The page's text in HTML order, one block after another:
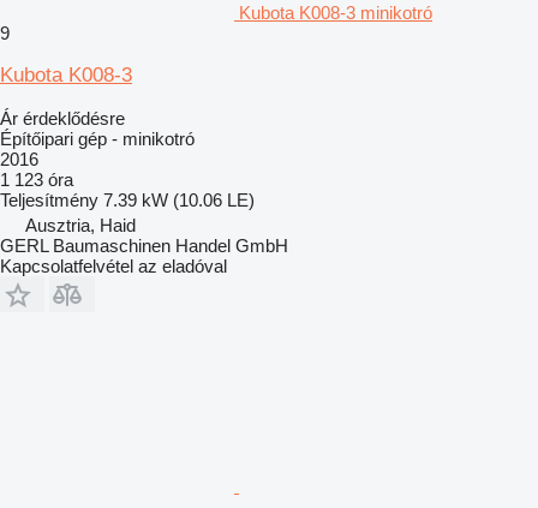
Kubota K008-3 minikotró
9
Kubota K008-3
Ár érdeklődésre
Építőipari gép - minikotró
2016
1 123 óra
Teljesítmény 7.39 kW (10.06 LE)
Ausztria, Haid
GERL Baumaschinen Handel GmbH
Kapcsolatfelvétel az eladóval